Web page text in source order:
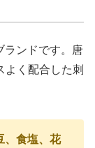
ランドです。唐
よく配合した刺
、食塩、花